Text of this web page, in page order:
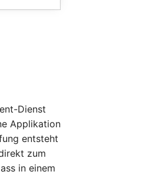
Dienst
Applikation
entsteht
zum
in einem